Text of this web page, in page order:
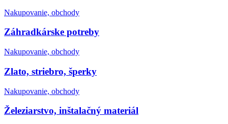
Nakupovanie, obchody
Záhradkárske potreby
Nakupovanie, obchody
Zlato, striebro, šperky
Nakupovanie, obchody
Železiarstvo, inštalačný materiál